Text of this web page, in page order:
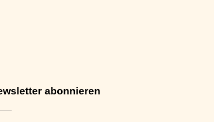
abonnieren